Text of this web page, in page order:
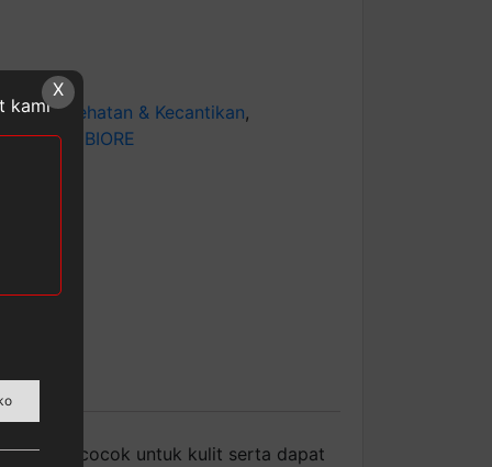
Kesehatan & Kecantikan,
Tag: BIORE
yang cocok untuk kulit serta dapat
X
kami